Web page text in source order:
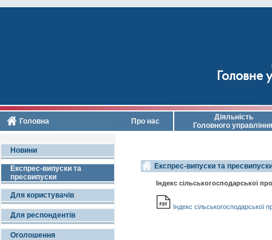
Головне
Головна Про нас
Діяльність
Головного управління
Новини
Експрес-випуски та
пресвипуски
Для користувачів
Для респондентів
Оголошення
Експрес-випуски та
Індекс сільськогосподарської
Індекс сільськогосподарської